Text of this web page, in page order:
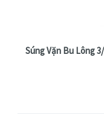
Súng Vặn Bu Lông